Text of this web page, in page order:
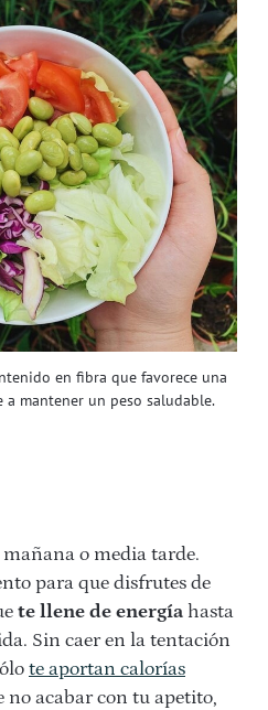
en fibra que favorece una
mantener un peso saludable.
o media tarde.
para que disfrutes de
te llene de energía hasta
Sin caer en la tentación
te aportan calorías
no acabar con tu apetito,